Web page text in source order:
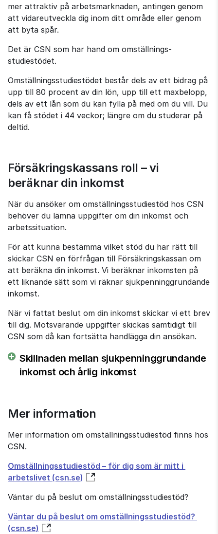
mer attraktiv på arbets­marknaden, antingen genom
att vidareutveckla dig inom ditt område eller genom
att byta spår.
Det är CSN som har hand om omställnings­
studiestödet.
Omställnings­studiestödet består dels av ett bidrag på
upp till 80 procent av din lön, upp till ett maxbelopp,
dels av ett lån som du kan fylla på med om du vill. Du
kan få stödet i 44 veckor; längre om du studerar på
deltid.
Försäkringskassans roll – vi
beräknar din inkomst
När du ansöker om omställnings­studiestöd hos CSN
behöver du lämna uppgifter om din inkomst och
arbetssituation.
För att kunna bestämma vilket stöd du har rätt till
skickar CSN en förfrågan till Försäkringskassan om
att beräkna din inkomst. Vi beräknar inkomsten på
ett liknande sätt som vi räknar sjukpenning­grundande
inkomst.
När vi fattat beslut om din inkomst skickar vi ett brev
till dig. Motsvarande uppgifter skickas samtidigt till
CSN som då kan fortsätta handlägga din ansökan.
Skillnaden mellan sjukpenninggrundande
inkomst och årlig inkomst
Mer information
Mer information om omställnings­studiestöd finns hos
CSN.
Omställningsstudiestöd – för dig som är mitt i
arbetslivet (csn.se)
Väntar du på beslut om omställningsstudiestöd?
Väntar du på beslut om omställningsstudiestöd?
(csn.se)